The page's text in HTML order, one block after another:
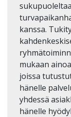
kanssa.
mukaan
joissa
hänelle
yhdessä
hänelle